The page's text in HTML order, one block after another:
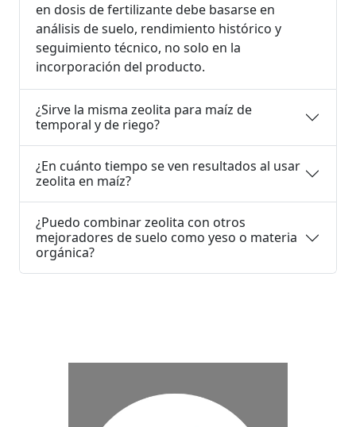
en dosis de fertilizante debe basarse en
análisis de suelo, rendimiento histórico y
seguimiento técnico, no solo en la
incorporación del producto.
¿Sirve la misma zeolita para maíz de
temporal y de riego?
¿En cuánto tiempo se ven resultados al usar
zeolita en maíz?
¿Puedo combinar zeolita con otros
mejoradores de suelo como yeso o materia
orgánica?